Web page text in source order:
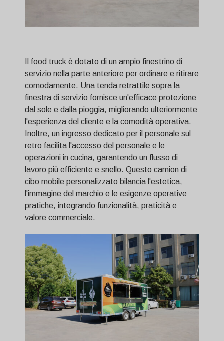
Il food truck è dotato di un ampio finestrino di
servizio nella parte anteriore per ordinare e ritirare
comodamente. Una tenda retrattile sopra la
finestra di servizio fornisce un'efficace protezione
dal sole e dalla pioggia, migliorando ulteriormente
l'esperienza del cliente e la comodità operativa.
Inoltre, un ingresso dedicato per il personale sul
retro facilita l'accesso del personale e le
operazioni in cucina, garantendo un flusso di
lavoro più efficiente e snello. Questo camion di
cibo mobile personalizzato bilancia l'estetica,
l'immagine del marchio e le esigenze operative
pratiche, integrando funzionalità, praticità e
valore commerciale.